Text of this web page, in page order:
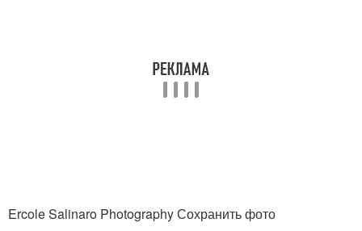
Ercole Salinaro Photography Сохранить фото